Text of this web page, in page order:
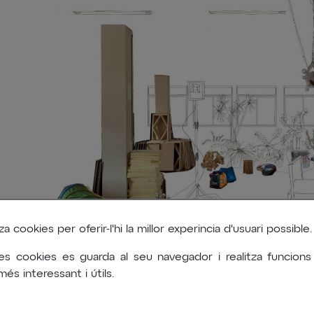
cookies per oferir-l'hi la millor experincia d'usuari possible.
cookies es guarda al seu navegador i realitza
interessant i útils.